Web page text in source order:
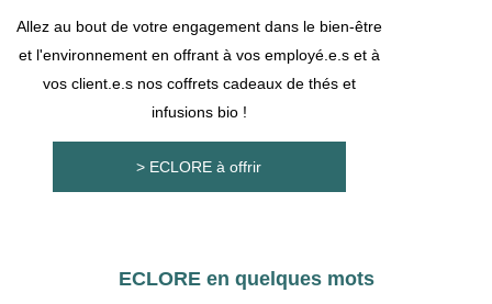
Allez au bout de votre engagement dans le bien-être
et l'environnement en offrant à vos employé.e.s et à
vos client.e.s nos coffrets cadeaux de thés et
infusions bio !
> ECLORE à offrir
ECLORE en quelques mots